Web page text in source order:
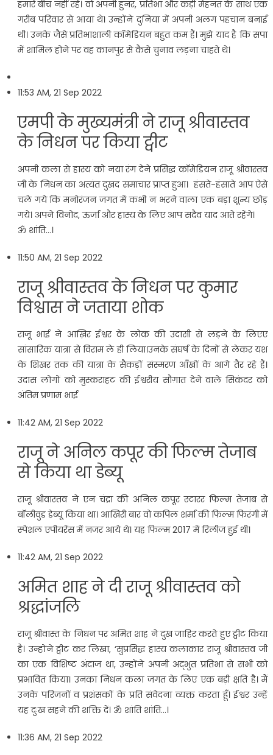
हमारे बीच नहीं रहे। वो अपनी हुनर, प्रतिभा और कड़ी मेहनत के साथ एक
गरीब परिवार से आया थे। उन्होंने दुनिया में अपनी अलग पहचान बनाई
थी। उनके जैसे प्रतिभाशाली कॉमेडियन बहुत कम हैं। मुझे याद है कि सपा
में शामिल होने पर वह कानपुर से कैसे चुनाव लड़ना चाहते थे।
11:53 AM, 21 Sep 2022
एमपी के मुख्यमंत्री ने राजू श्रीवास्तव
के निधन पर किया ट्वीट
अपनी कला से हास्य को नया रंग देने प्रसिद्ध कॉमेडियन राजू श्रीवास्तव
जी के निधन का अत्यंत दुखद समाचार प्राप्त हुआ। हंसते-हंसाते आप ऐसे
चले गये कि मनोरंजन जगत में कभी न भरने वाला एक बड़ा शून्य छोड़
गये। अपने विनोद, ऊर्जा और हास्य के लिए आप सदैव याद आते रहेंगे।
ॐ शांति…।
11:50 AM, 21 Sep 2022
राजू श्रीवास्तव के निधन पर कुमार
विश्वास ने जताया शोक
राजू भाई ने आख़िर ईश्वर के लोक की उदासी से लड़ने के लिएए
सांसारिक यात्रा से विराम ले ही लिया।उनके संघर्ष के दिनों से लेकर यश
के शिखर तक की यात्रा के सैकड़ों संस्मरण आँखों के आगे तैर रहे हैं।
उदास लोगों को मुस्कराहट की ईश्वरीय सौग़ात देने वाले सिकंदर को
अंतिम प्रणाम भाई
11:42 AM, 21 Sep 2022
राजू ने अनिल कपूर की फिल्म तेजाब
से किया था डेब्यू
राजू श्रीवास्तव ने एन चंद्रा की अनिल कपूर स्टारर फिल्म तेजाब से
बॉलीवुड डेब्यू किया था। आखिरी बार वो कपिल शर्मा की फिल्म फिरंगी में
स्पेशल एपीयरेंस में नजर आये थे। यह फिल्म 2017 में रिलीज हुई थी।
11:42 AM, 21 Sep 2022
अमित शाह ने दी राजू श्रीवास्तव को
श्रद्धांजलि
राजू श्रीवास्त के निधन पर अमित शाह ने दुख जाहिर करते हुए ट्वीट किया
है। उन्होंने ट्वीट कर लिखा, ‘सुप्रसिद्ध हास्य कलाकार राजू श्रीवास्तव जी
का एक विशिष्ट अंदाज था, उन्होंने अपनी अद्भुत प्रतिभा से सभी को
प्रभावित किया। उनका निधन कला जगत के लिए एक बड़ी क्षति है। मैं
उनके परिजनों व प्रशंसकों के प्रति संवेदना व्यक्त करता हूँ। ईश्वर उन्हें
यह दुःख सहने की शक्ति दें। ॐ शांति शांति…।
11:36 AM, 21 Sep 2022